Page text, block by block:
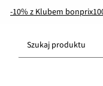
-10% z Klubem bonprix
Szukaj produktu